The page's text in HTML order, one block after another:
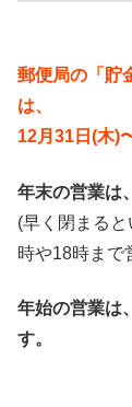
郵便局の「貯
は、
12月31日(木)
年末の営業は
(早く閉まる
時や18時まで
年始の営業は
す。